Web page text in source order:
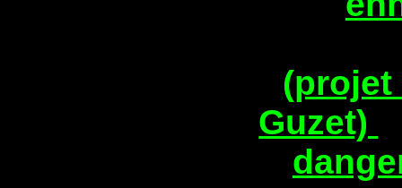
Guzet)